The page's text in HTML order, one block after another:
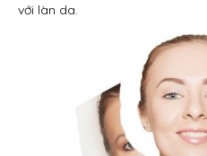
với làn da.